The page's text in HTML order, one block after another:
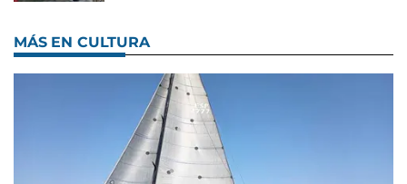
MÁS EN CULTURA